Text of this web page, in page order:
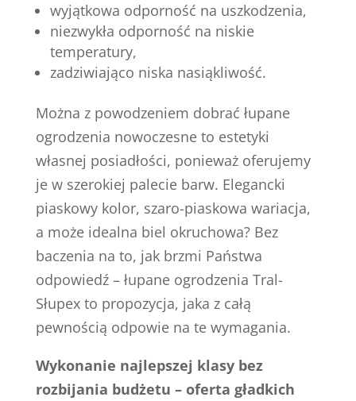
wyjątkowa odporność na uszkodzenia,
niezwykła odporność na niskie
temperatury,
zadziwiająco niska nasiąkliwość.
Można z powodzeniem dobrać łupane
ogrodzenia nowoczesne to estetyki
własnej posiadłości, ponieważ oferujemy
je w szerokiej palecie barw. Elegancki
piaskowy kolor, szaro-piaskowa wariacja,
a może idealna biel okruchowa? Bez
baczenia na to, jak brzmi Państwa
odpowiedź – łupane ogrodzenia Tral-
Słupex to propozycja, jaka z całą
pewnością odpowie na te wymagania.
Wykonanie najlepszej klasy bez
rozbijania budżetu – oferta gładkich